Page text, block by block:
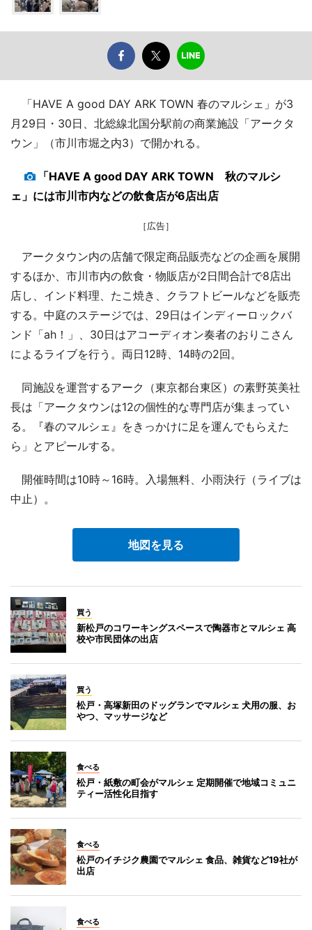
「HAVE A good DAY ARK TOWN 春のマルシェ」が3
月29日・30日、北総線北国分駅前の商業施設「アークタ
ウン」（市川市堀之内3）で開かれる。
「HAVE A good DAY ARK TOWN 秋のマルシ
ェ」には市川市内などの飲食店が6店出店
［広告］
アークタウン内の店舗で限定商品販売などの企画を展開
するほか、市川市内の飲食・物販店が2日間合計で8店出
店し、インド料理、たこ焼き、クラフトビールなどを販売
する。中庭のステージでは、29日はインディーロックバ
ンド「ah！」、30日はアコーディオン奏者のおりこさん
によるライブを行う。両日12時、14時の2回。
同施設を運営するアーク（東京都台東区）の素野英美社
長は「アークタウンは12の個性的な専門店が集まってい
る。『春のマルシェ』をきっかけに足を運んでもらえた
ら」とアピールする。
開催時間は10時～16時。入場無料、小雨決行（ライブは
中止）。
地図を見る
買う
新松戸のコワーキングスペースで陶器市とマルシェ 高
校や市民団体の出店
買う
松戸・高塚新田のドッグランでマルシェ 犬用の服、お
やつ、マッサージなど
食べる
松戸・紙敷の町会がマルシェ 定期開催で地域コミュニ
ティー活性化目指す
食べる
松戸のイチジク農園でマルシェ 食品、雑貨など19社が
出店
食べる